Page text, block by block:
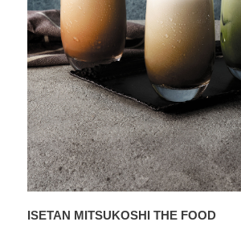
ISETAN MITSUKOSHI THE FOOD